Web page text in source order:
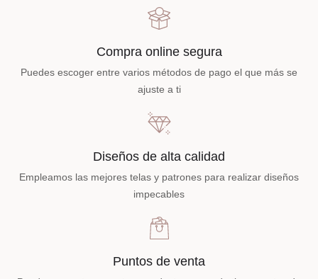
Compra online segura
Puedes escoger entre varios métodos de pago el que más se
ajuste a ti
Diseños de alta calidad
Empleamos las mejores telas y patrones para realizar diseños
impecables
Puntos de venta